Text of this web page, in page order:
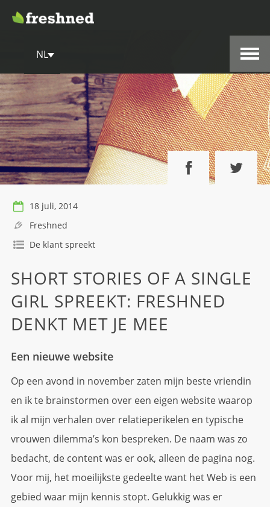
NL
18 juli, 2014
Freshned
De klant spreekt
SHORT STORIES OF A SINGLE
GIRL SPREEKT: FRESHNED
DENKT MET JE MEE
Een nieuwe website
Op een avond in november zaten mijn beste vriendin
en ik te brainstormen over een eigen website waarop
ik al mijn verhalen over relatieperikelen en typische
vrouwen dilemma’s kon bespreken. De naam was zo
bedacht, de content was er ook, alleen de pagina nog.
Voor mij, het moeilijkste gedeelte want het Web is een
gebied waar mijn kennis stopt. Gelukkig was er